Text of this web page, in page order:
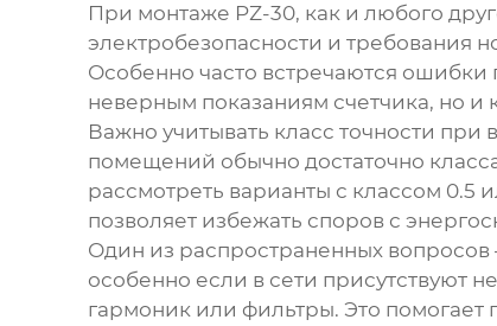
При монтаже PZ-30, как и любого
электробезопасности и требования
Особенно часто встречаются
неверным показаниям счетчика, но и
Важно учитывать класс точности при
помещений обычно достаточно класса
рассмотреть варианты с классом 0.5
позволяет избежать споров с
Один из распространенных вопросов
особенно если в сети присутствуют
гармоник или фильтры. Это помогает